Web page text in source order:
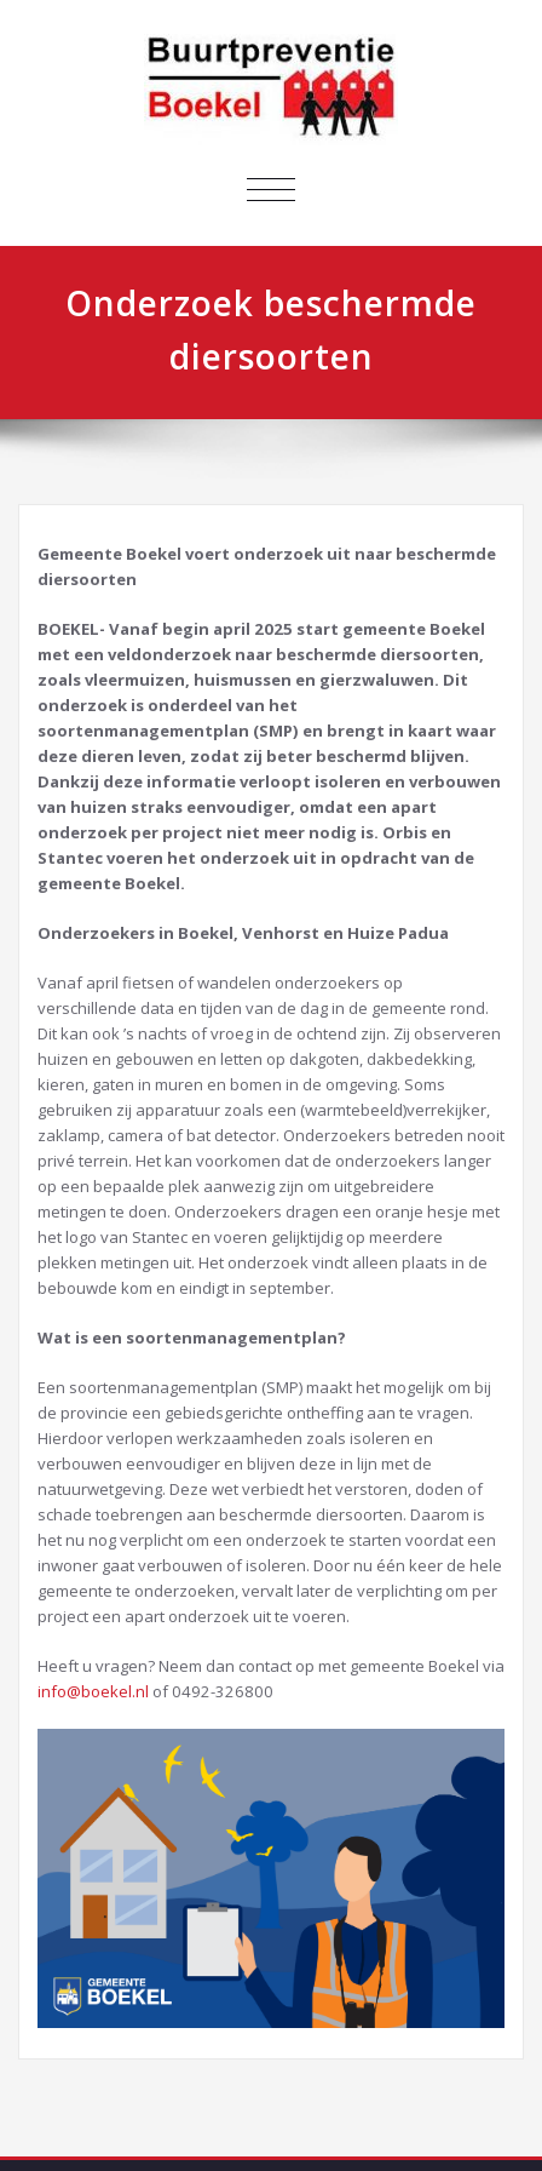
NAVIGATIE
Onderzoek beschermde
diersoorten
Gemeente Boekel voert onderzoek uit naar beschermde
diersoorten
BOEKEL- Vanaf begin april 2025 start gemeente Boekel
met een veldonderzoek naar beschermde diersoorten,
zoals vleermuizen, huismussen en gierzwaluwen. Dit
onderzoek is onderdeel van het
soortenmanagementplan (SMP) en brengt in kaart waar
deze dieren leven, zodat zij beter beschermd blijven.
Dankzij deze informatie verloopt isoleren en verbouwen
van huizen straks eenvoudiger, omdat een apart
onderzoek per project niet meer nodig is. Orbis en
Stantec voeren het onderzoek uit in opdracht van de
gemeente Boekel.
Onderzoekers in Boekel, Venhorst en Huize Padua
Vanaf april fietsen of wandelen onderzoekers op
verschillende data en tijden van de dag in de gemeente rond.
Dit kan ook ’s nachts of vroeg in de ochtend zijn. Zij observeren
huizen en gebouwen en letten op dakgoten, dakbedekking,
kieren, gaten in muren en bomen in de omgeving. Soms
gebruiken zij apparatuur zoals een (warmtebeeld)verrekijker,
zaklamp, camera of bat detector. Onderzoekers betreden nooit
privé terrein. Het kan voorkomen dat de onderzoekers langer
op een bepaalde plek aanwezig zijn om uitgebreidere
metingen te doen. Onderzoekers dragen een oranje hesje met
het logo van Stantec en voeren gelijktijdig op meerdere
plekken metingen uit. Het onderzoek vindt alleen plaats in de
bebouwde kom en eindigt in september.
Wat is een soortenmanagementplan?
Een soortenmanagementplan (SMP) maakt het mogelijk om bij
de provincie een gebiedsgerichte ontheffing aan te vragen.
Hierdoor verlopen werkzaamheden zoals isoleren en
verbouwen eenvoudiger en blijven deze in lijn met de
natuurwetgeving. Deze wet verbiedt het verstoren, doden of
schade toebrengen aan beschermde diersoorten. Daarom is
het nu nog verplicht om een onderzoek te starten voordat een
inwoner gaat verbouwen of isoleren. Door nu één keer de hele
gemeente te onderzoeken, vervalt later de verplichting om per
project een apart onderzoek uit te voeren.
Heeft u vragen? Neem dan contact op met gemeente Boekel via
info@boekel.nl of 0492-326800